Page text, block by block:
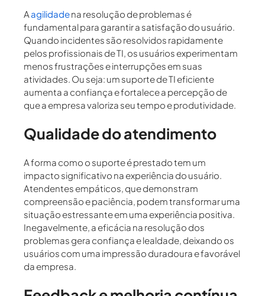
Aagilidadena resolução de problemas é
fundamental para garantir a satisfação do usuário.
Quando incidentes são resolvidos rapidamente
pelos profissionais de TI, os usuários experimentam
menos frustrações e interrupções em suas
atividades. Ou seja: um suporte de TI eficiente
aumenta a confiança e fortalece a percepção de
que a empresa valoriza seu tempo e produtividade.
Qualidade do atendimento
A forma como o suporte é prestado tem um
impacto significativo na experiência do usuário.
Atendentes empáticos, que demonstram
compreensão e paciência, podem transformar uma
situação estressante em uma experiência positiva.
Inegavelmente, a eficácia na resolução dos
problemas gera confiança e lealdade, deixando os
usuários com uma impressão duradoura e favorável
da empresa.